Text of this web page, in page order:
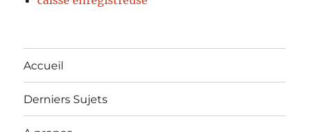
Accueil
Derniers Sujets